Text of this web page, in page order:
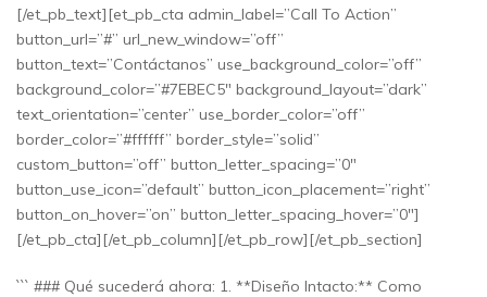
[/et_pb_text][et_pb_cta admin_label=”Call To Action”
button_url=”#” url_new_window=”off”
button_text=”Contáctanos” use_background_color=”off”
background_color=”#7EBEC5″ background_layout=”dark”
text_orientation=”center” use_border_color=”off”
border_color=”#ffffff” border_style=”solid”
custom_button=”off” button_letter_spacing=”0″
button_use_icon=”default” button_icon_placement=”right”
button_on_hover=”on” button_letter_spacing_hover=”0″]
[/et_pb_cta][/et_pb_column][/et_pb_row][/et_pb_section]
``` ### Qué sucederá ahora: 1. **Diseño Intacto:** Como